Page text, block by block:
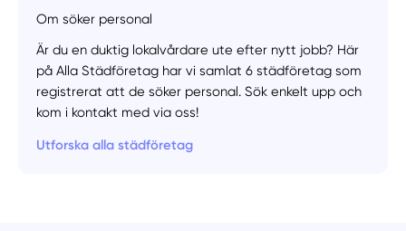
Om söker personal
Är du en duktig lokalvårdare ute efter nytt jobb? Här
på Alla Städföretag har vi samlat 6 städföretag som
registrerat att de söker personal. Sök enkelt upp och
kom i kontakt med via oss!
Utforska alla städföretag